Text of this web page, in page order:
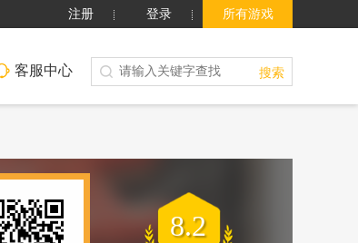
注册 登录 所有游戏
客服中心 搜索
8.2